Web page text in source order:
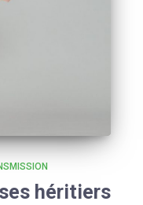
héritiers